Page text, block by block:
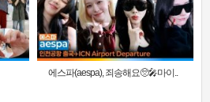
에스파(aespa), 죄송해요🥺🎤마이..